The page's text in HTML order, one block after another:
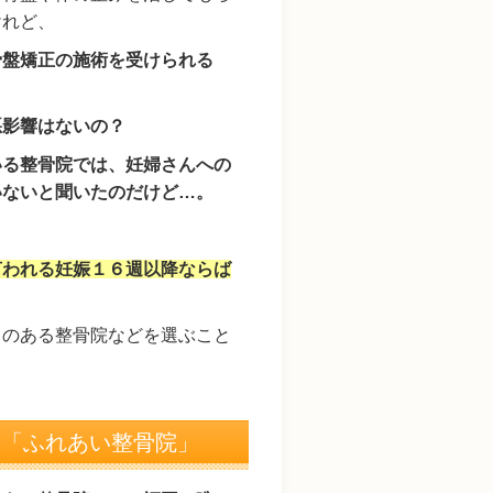
ど、
矯正の施術を受けられる
響はないの？
整骨院では、妊婦さんへの
いと聞いたのだけど…。
れる妊娠１６週以降ならば
ある整骨院などを選ぶこと
ふれあい整骨院」